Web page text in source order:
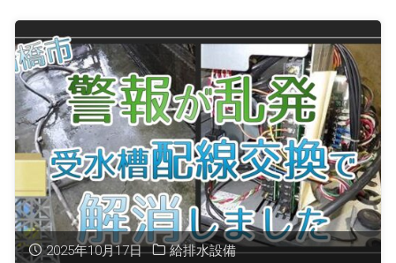
2025年10月17日 給排水設備